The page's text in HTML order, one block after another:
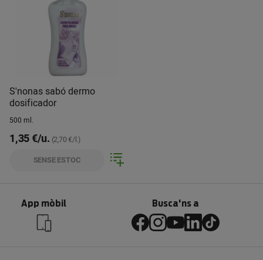
S'nonas sabó dermo
dosificador
500 ml.
1,35 €/u. (2,70 €/l.)
SENSE ESTOC
App mòbil Busca'ns a